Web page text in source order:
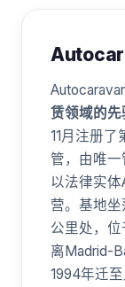
赁领域的
11月注册
管，由唯一
以法律实体
营。基地
公里处，位
离Madrid-
1994年迁